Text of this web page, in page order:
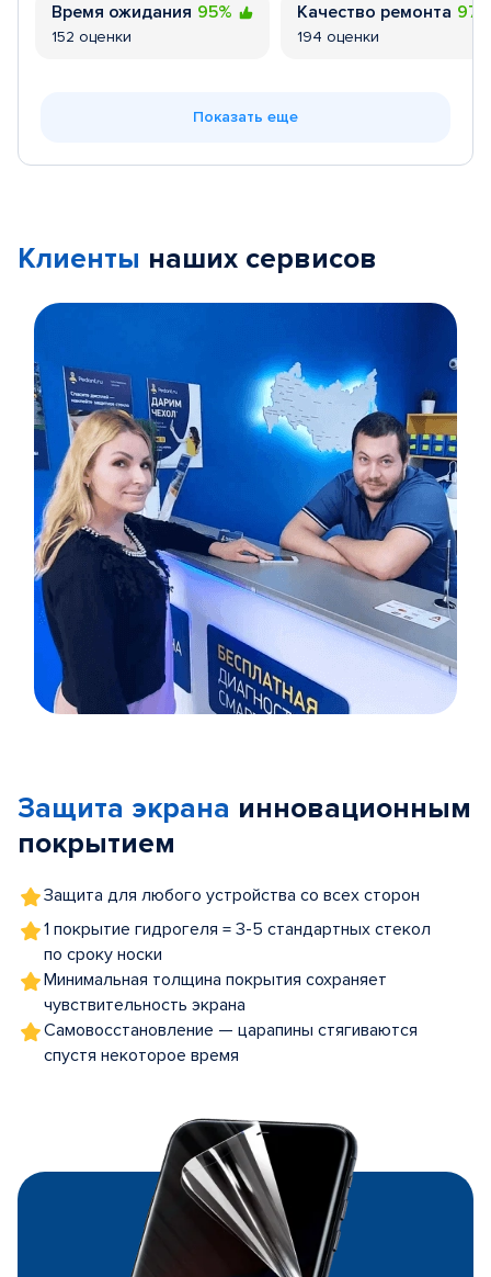
Время ожидания 95%
152 оценки
Качество ремонта
194 оценки
Показать еще
Клиенты наших сервисов
5
Защита экрана инновационным
покрытием
Защита для любого устройства со всех сторон
1 покрытие гидрогеля = 3-5 стандартных стекол
по сроку носки
Минимальная толщина покрытия сохраняет
чувствительность экрана
Самовосстановление — царапины стягиваются
спустя некоторое время